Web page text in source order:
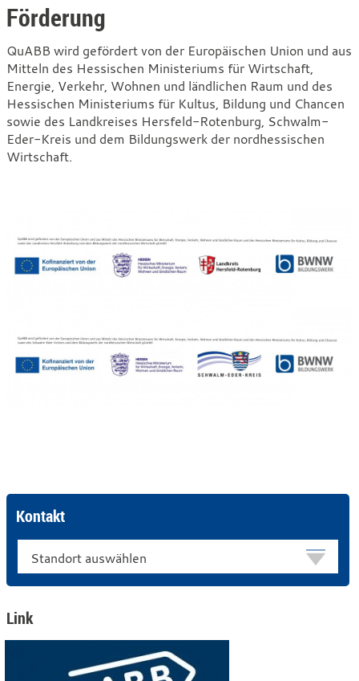
Förderung
QuABB wird gefördert von der Europäischen Union und aus
Mitteln des Hessischen Ministeriums für Wirtschaft,
Energie, Verkehr, Wohnen und ländlichen Raum und des
Hessischen Ministeriums für Kultus, Bildung und Chancen
sowie des Landkreises Hersfeld-Rotenburg, Schwalm-
Eder-Kreis und dem Bildungswerk der nordhessischen
Wirtschaft.
Kontakt
Link